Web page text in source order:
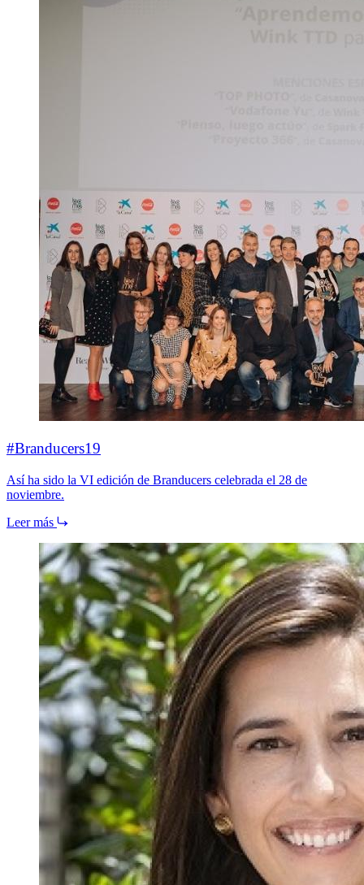
#Branducers19
Así ha sido la VI edición de Branducers celebrada el 28 de
noviembre.
Leer más